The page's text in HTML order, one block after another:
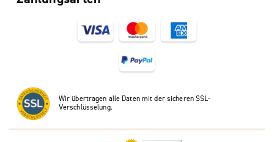
Wir übertragen alle Daten mit der sicheren SSL-
Verschlüsselung.